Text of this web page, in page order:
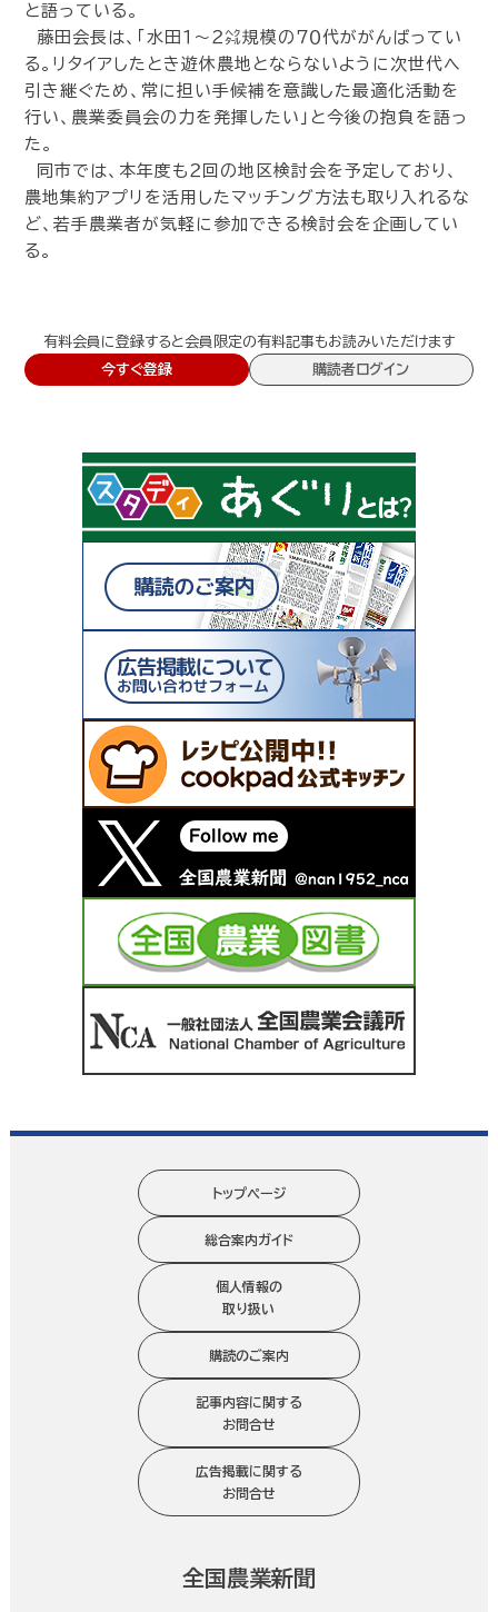
と語っている。
藤田会長は、「水田１～２㌶規模の７０代ががんばってい
る。リタイアしたとき遊休農地とならないように次世代へ
引き継ぐため、常に担い手候補を意識した最適化活動を
行い、農業委員会の力を発揮したい」と今後の抱負を語っ
た。
同市では、本年度も２回の地区検討会を予定しており、
農地集約アプリを活用したマッチング方法も取り入れるな
ど、若手農業者が気軽に参加できる検討会を企画してい
る。
有料会員に登録すると会員限定の有料記事もお読みいただけます
今すぐ登録
購読者ログイン
トップページ
総合案内ガイド
個人情報の
取り扱い
購読のご案内
記事内容に関する
お問合せ
広告掲載に関する
お問合せ
全国農業新聞